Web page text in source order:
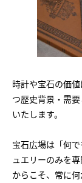
時計や宝石の価
つ歴史背景・需
いたします。
宝石広場は「何
ュエリーのみを
からこそ、常に